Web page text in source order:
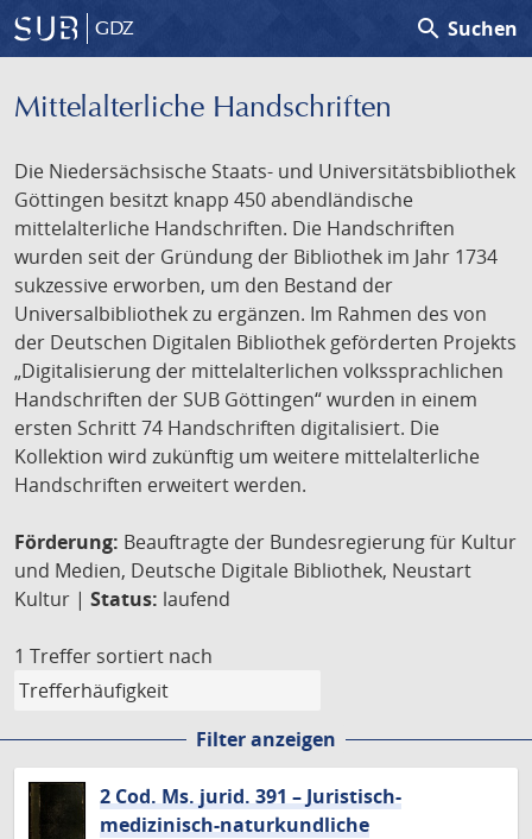
GDZ search Suchen
Mittelalterliche Handschriften
Die Niedersächsische Staats- und Universitätsbibliothek
Göttingen besitzt knapp 450 abendländische
mittelalterliche Handschriften. Die Handschriften
wurden seit der Gründung der Bibliothek im Jahr 1734
sukzessive erworben, um den Bestand der
Universalbibliothek zu ergänzen. Im Rahmen des von
der Deutschen Digitalen Bibliothek geförderten Projekts
„Digitalisierung der mittelalterlichen volkssprachlichen
Handschriften der SUB Göttingen“ wurden in einem
ersten Schritt 74 Handschriften digitalisiert. Die
Kollektion wird zukünftig um weitere mittelalterliche
Handschriften erweitert werden.
Förderung: Beauftragte der Bundesregierung für Kultur
und Medien, Deutsche Digitale Bibliothek, Neustart
Kultur | Status: laufend
1 Treffer sortiert nach
Filter anzeigen
2 Cod. Ms. jurid. 391 – Juristisch-
medizinisch-naturkundliche